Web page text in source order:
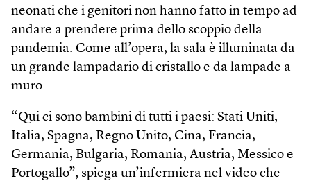
neonati che i genitori non hanno fatto in tempo ad
andare a prendere prima dello scoppio della
pandemia. Come all’opera, la sala è illuminata da
un grande lampadario di cristallo e da lampade a
muro.
“Qui ci sono bambini di tutti i paesi: Stati Uniti,
Italia, Spagna, Regno Unito, Cina, Francia,
Germania, Bulgaria, Romania, Austria, Messico e
Portogallo”, spiega un’infermiera nel video che